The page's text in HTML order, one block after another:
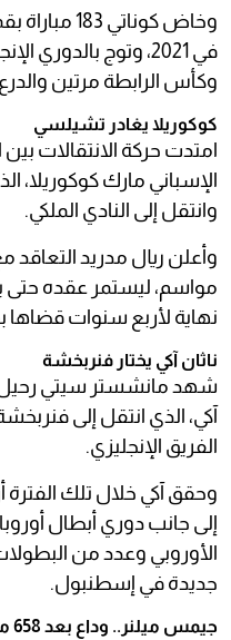
وخاض كوناتي
في 2021، وتوج
وكأس الرابطة مرتين والدرع
كوكوريلا يغادر تشيلسي
امتدت حركة الانتقالات
الإسباني مارك كوكوريلا،
وانتقل إلى النادي الملكي.
وأعلن ريال مدريد التعاقد
نهاية لأربع سنوات
ناثان آكي يختار فنربخشة
شهد مانشستر سيتي رحيل
آكي، الذي انتقل إلى
الفريق الإنجليزي.
وحقق آكي خلال تلك الفترة
إلى جانب دوري أبطال
الأوروبي وعدد من
جديدة في إسطنبول.
جيمس ميلنر.. وداع بعد 658 مباراة